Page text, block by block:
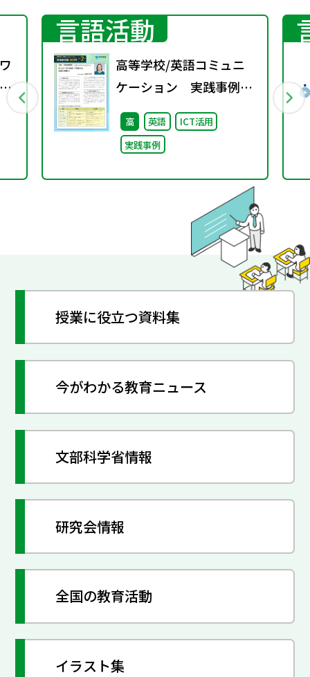
言語活動
高等学校/英語コミュニ
ケーション 実践事例
集 特別号 第2号
高 英語
ICT活用
実践事例
授業に役立つ資料集
今がわかる教育ニュース
文部科学省情報
研究会情報
全国の教育活動
イラスト集